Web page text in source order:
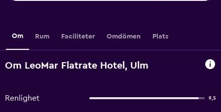
Om Rum Faciliteter Omdömen Plats
Om LeoMar Flatrate Hotel, Ulm
Renlighet 9,5